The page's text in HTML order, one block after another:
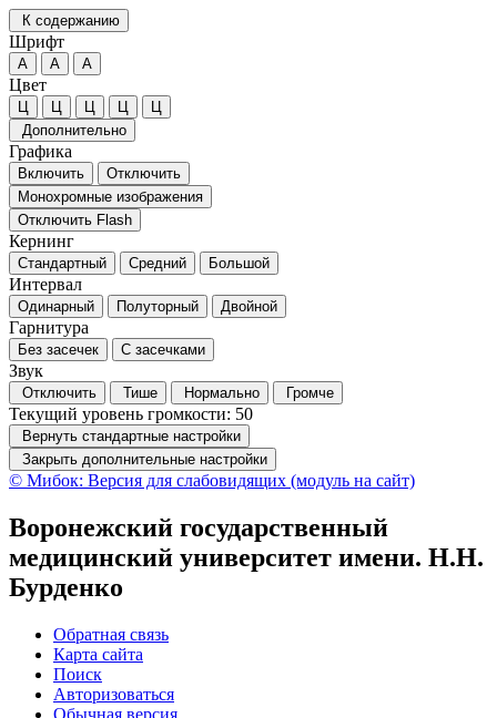
К содержанию
Шрифт
А А А
Цвет
Ц Ц Ц Ц
Ц
Дополнительно
Графика
Включить
Отключить
Монохромные изображения
Отключить Flash
Кернинг
Стандартный Средний Большой
Интервал
Одинарный Полуторный Двойной
Гарнитура
Без засечек С засечками
Звук
Отключить Тише Нормально Громче
Текущий уровень громкости: 50
Вернуть стандартные настройки
Закрыть дополнительные настройки
© Мибок: Версия для слабовидящих (модуль на сайт)
Воронежский государственный
медицинский университет имени. Н.Н.
Бурденко
Обратная связь
Карта сайта
Поиск
Авторизоваться
Обычная версия